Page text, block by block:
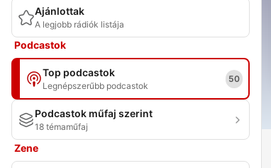
Ajánlottak
A legjobb rádiók listája
Podcastok
Top podcastok
Legnépszerűbb podcastok
50
Podcastok műfaj szerint
18 témaműfaj
Zene